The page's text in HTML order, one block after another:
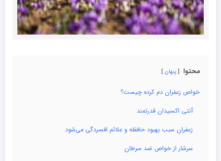
محتوا پنهان
خواص زعفران دم کرده چیست؟
آنتی اکسیدان قدرتمند
زعفران سبب بهبود حافظه و علائم افسردگی می‌شود
سرشار از خواص ضد سرطان